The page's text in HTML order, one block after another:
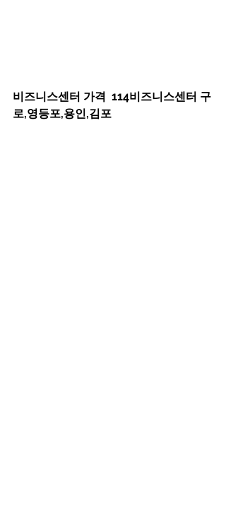
비즈니스센터 가격  114비즈니스센터 구
로,영등포,용인,김포